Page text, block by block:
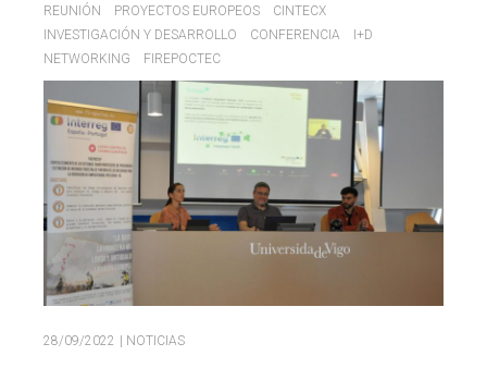
REUNIÓN
PROYECTOS EUROPEOS
CINTECX
INVESTIGACIÓN Y DESARROLLO
CONFERENCIA
I+D
NETWORKING
FIREPOCTEC
28/09/2022 | NOTICIAS